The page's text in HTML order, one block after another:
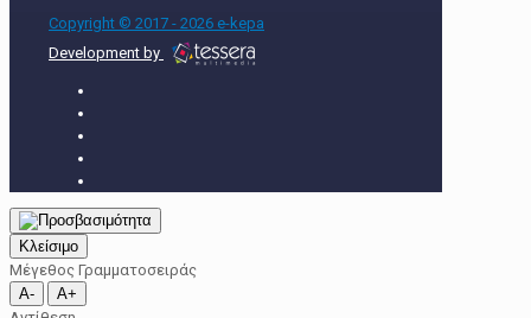
Copyright © 2017 - 2026 e-kepa
Development by
Κλείσιμο
Μέγεθος Γραμματοσειράς
A-
A+